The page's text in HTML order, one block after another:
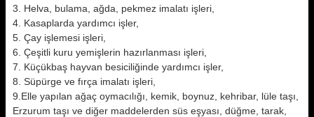
3. Helva, bulama, ağda, pekmez imalatı işleri,
4. Kasaplarda yardımcı işler,
5. Çay işlemesi işleri,
6. Çeşitli kuru yemişlerin hazırlanması işleri,
7. Küçükbaş hayvan besiciliğinde yardımcı işler,
8. Süpürge ve fırça imalatı işleri,
9.Elle yapılan ağaç oymacılığı, kemik, boynuz, kehribar, lüle taşı,
Erzurum taşı ve diğer maddelerden süs eşyası, düğme, tarak,